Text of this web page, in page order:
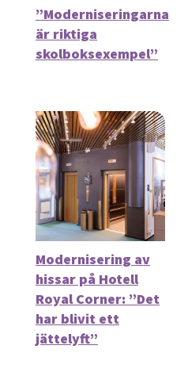
”Moderniseringarna
är riktiga
skolboksexempel”
Modernisering av
hissar på Hotell
Royal Corner: ”Det
har blivit ett
jättelyft”